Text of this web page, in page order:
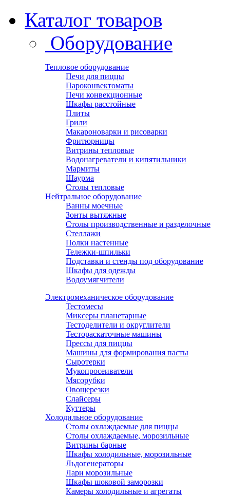
Каталог товаров
Оборудование
Тепловое оборудование
Печи для пиццы
Пароконвектоматы
Печи конвекционные
Шкафы расстойные
Плиты
Грили
Макароноварки и рисоварки
Фритюрницы
Витрины тепловые
Водонагреватели и кипятильники
Мармиты
Шаурма
Столы тепловые
Нейтральное оборудование
Ванны моечные
Зонты вытяжные
Столы производственные и разделочные
Стеллажи
Полки настенные
Тележки-шпильки
Подставки и стенды под оборудование
Шкафы для одежды
Водоумягчители
Электромеханическое оборудование
Тестомесы
Миксеры планетарные
Тестоделители и округлители
Тестораскаточные машины
Прессы для пиццы
Машины для формирования пасты
Сыротерки
Мукопросеиватели
Мясорубки
Овощерезки
Слайсеры
Куттеры
Холодильное оборудование
Столы охлаждаемые для пиццы
Столы охлаждаемые, морозильные
Витрины барные
Шкафы холодильные, морозильные
Льдогенераторы
Лари морозильные
Шкафы шоковой заморозки
Камеры холодильные и агрегаты